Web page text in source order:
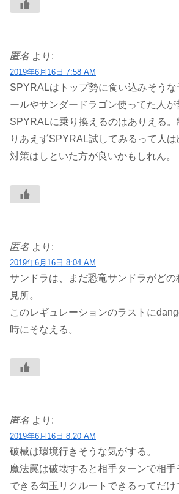
匿名 より:
2019年6月16日 7:58 AM
SPYRALはトップ勢に食い込みそう
ールやサンダードラゴン使ってた人が
SPYRALに乗り換えるのはありえる。
りあえずSPYRAL試してみるって人
対策はしといた方が良いかもしれん。
匿名 より:
2019年6月16日 8:04 AM
サンドラは、まだ恐竜サンドラがど
見所。
このレギュレーションのラストに
時にそなえる。
匿名 より:
2019年6月16日 8:20 AM
破械は環境行きそうな気がする。
魔法罠は破壊すると相手ターンで相
できる勾玉リクルートできるってだ